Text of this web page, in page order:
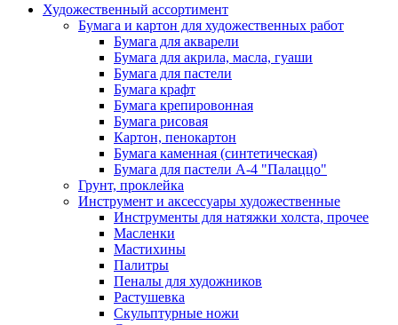
Художественный ассортимент
Бумага и картон для художественных работ
Бумага для акварели
Бумага для акрила, масла, гуаши
Бумага для пастели
Бумага крафт
Бумага крепировонная
Бумага рисовая
Картон, пенокартон
Бумага каменная (синтетическая)
Бумага для пастели А-4 "Палаццо"
Грунт, проклейка
Инструмент и аксессуары художественные
Инструменты для натяжки холста, прочее
Масленки
Мастихины
Палитры
Пеналы для художников
Растушевка
Скульптурные ножи